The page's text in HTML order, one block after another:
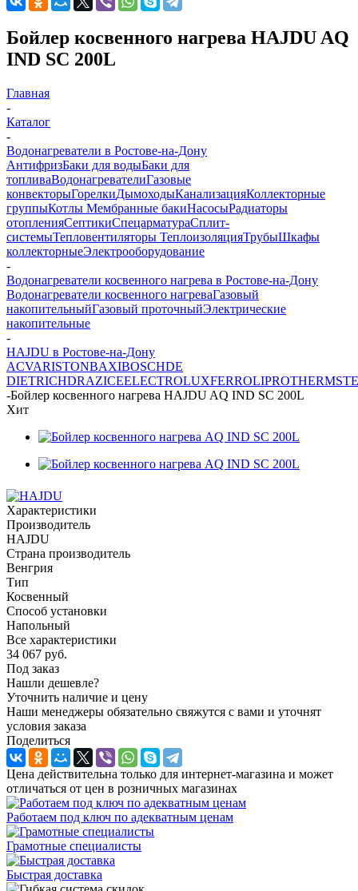
Бойлер косвенного нагрева HAJDU AQ
IND SC 200L
Главная
-
Каталог
-
Водонагреватели в Ростове-на-Дону
АнтифризБаки для водыБаки для
топливаВодонагревателиГазовые
конвекторыГорелкиДымоходыКанализацияКоллекторные
группыКотлы Мембранные бакиНасосыРадиаторы
отопленияСептикиСпецарматураСплит-
системыТепловентиляторы ТеплоизоляцияТрубыШкафы
коллекторныеЭлектрооборудование
-
Водонагреватели косвенного нагрева в Ростове-на-Дону
Водонагреватели косвенного нагреваГазовый
накопительныйГазовый проточныйЭлектрические
накопительные
-
HAJDU в Ростове-на-Дону
ACVARISTONBAXIBOSCHDE
DIETRICHDRAZICEELECTROLUXFERROLIPROTHERM
-Бойлер косвенного нагрева HAJDU AQ IND SC 200L
Хит
Характеристики
Производитель
HAJDU
Страна производитель
Венгрия
Тип
Косвенный
Способ установки
Напольный
Все характеристики
34 067 руб.
Под заказ
Нашли дешевле?
Уточнить наличие и цену
Наши менеджеры обязательно свяжутся с вами и уточнят
условия заказа
Поделиться
Цена действительна только для интернет-магазина и может
отличаться от цен в розничных магазинах
Работаем под ключ по адекватным ценам
Грамотные специалисты
Быстрая доставка